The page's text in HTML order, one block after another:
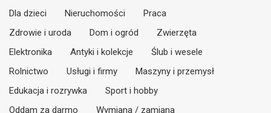
Dla dzieci
Nieruchomości
Praca
Zdrowie i uroda
Dom i ogród
Zwierzęta
Elektronika
Antyki i kolekcje
Ślub i wesele
Rolnictwo
Usługi i firmy
Maszyny i przemysł
Edukacja i rozrywka
Sport i hobby
Oddam za darmo
Wymiana / zamiana